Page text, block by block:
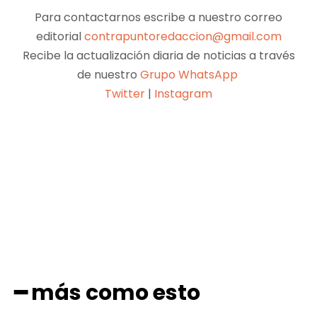
Para contactarnos escribe a nuestro correo
editorialcontrapuntoredaccion@gmail.com
Recibe la actualización diaria de noticias a través
de nuestro Grupo WhatsApp
Twitter | Instagram
━ más como esto